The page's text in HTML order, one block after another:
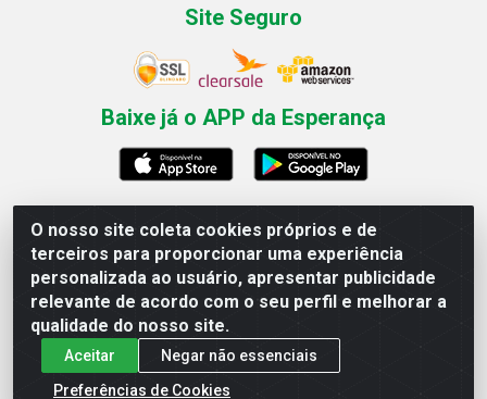
O nosso site coleta cookies próprios e de
terceiros para proporcionar uma experiência
personalizada ao usuário, apresentar publicidade
relevante de acordo com o seu perfil e melhorar a
qualidade do nosso site.
Aceitar
Negar não essenciais
Preferências de Cookies
Site Seguro
Baixe já o APP da Esperança
Esperança Nordeste - Rua Professor Caldas Filho, 291 -
Estância - Recife / PE CEP: 50771-335 - CNPJ
03.666.136/0001-23